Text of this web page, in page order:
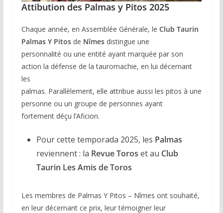
Attibution des Palmas y Pitos 2025
Chaque année, en Assemblée Générale, le Club Taurin
Palmas Y Pitosde Nîmes distingue une
personnalité ou une entité ayant marquée par son
action la défense de la tauromachie, en lui décernant
les
palmas. Parallèlement, elle attribue aussi les pitos à une
personne ou un groupe de personnes ayant
fortement déçu l’Aficion.
Pour cette temporada 2025, les Palmas
reviennent : la Revue Toros et au Club
Taurin Les Amis de Toros
Les membres de Palmas Y Pitos – Nîmes ont souhaité,
en leur décernant ce prix, leur témoigner leur